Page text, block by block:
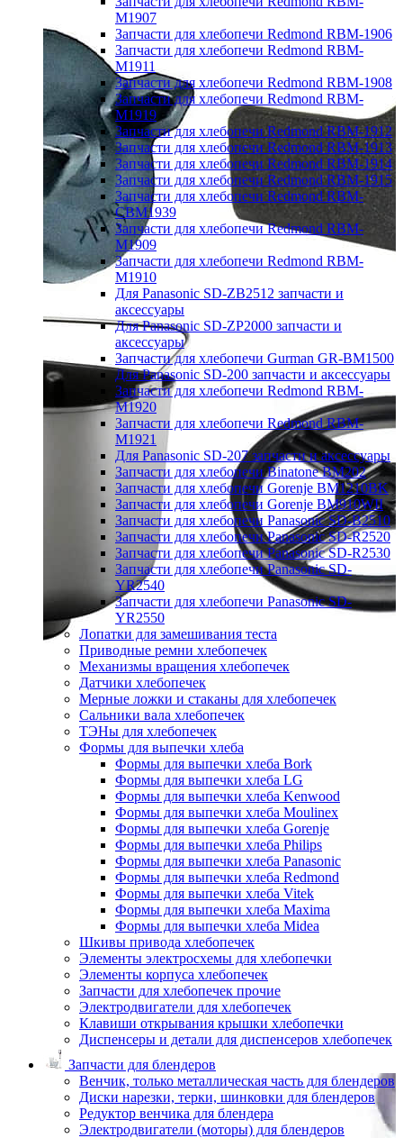
M1907
Запчасти для хлебопечи Redmond RBM-1906
Запчасти для хлебопечи Redmond RBM-
M1911
Запчасти для хлебопечи Redmond RBM-1908
Запчасти для хлебопечи Redmond RBM-
M1919
Запчасти для хлебопечи Redmond RBM-1912
Запчасти для хлебопечи Redmond RBM-1913
Запчасти для хлебопечи Redmond RBM-1914
Запчасти для хлебопечи Redmond RBM-1915
Запчасти для хлебопечи Redmond RBM-
CBM1939
Запчасти для хлебопечи Redmond RBM-
M1909
Запчасти для хлебопечи Redmond RBM-
M1910
Для Panasonic SD-ZB2512 запчасти и
аксессуары
Для Panasonic SD-ZP2000 запчасти и
аксессуары
Запчасти для хлебопечи Gurman GR-BM1500
Для Panasonic SD-200 запчасти и аксессуары
Запчасти для хлебопечи Redmond RBM-
M1920
Запчасти для хлебопечи Redmond RBM-
M1921
Для Panasonic SD-207 запчасти и аксессуары
Запчасти для хлебопечи Binatone BM202
Запчасти для хлебопечи Gorenje BM1210BK
Запчасти для хлебопечи Gorenje BM910WII
Запчасти для хлебопечи Panasonic SD-B2510
Запчасти для хлебопечи Panasonic SD-R2520
Запчасти для хлебопечи Panasonic SD-R2530
Запчасти для хлебопечи Panasonic SD-
YR2540
Запчасти для хлебопечи Panasonic SD-
YR2550
Лопатки для замешивания теста
Приводные ремни хлебопечек
Механизмы вращения хлебопечек
Датчики хлебопечек
Мерные ложки и стаканы для хлебопечек
Сальники вала хлебопечек
ТЭНы для хлебопечек
Формы для выпечки хлеба
Формы для выпечки хлеба Bork
Формы для выпечки хлеба LG
Формы для выпечки хлеба Kenwood
Формы для выпечки хлеба Moulinex
Формы для выпечки хлеба Gorenje
Формы для выпечки хлеба Philips
Формы для выпечки хлеба Panasonic
Формы для выпечки хлеба Redmond
Формы для выпечки хлеба Vitek
Формы для выпечки хлеба Maxima
Формы для выпечки хлеба Midea
Шкивы привода хлебопечек
Элементы электросхемы для хлебопечки
Элементы корпуса хлебопечек
Запчасти для хлебопечек прочие
Электродвигатели для хлебопечек
Клавиши открывания крышки хлебопечки
Диспенсеры и детали для диспенсеров хлебопечек
Запчасти для блендеров
Венчик, только металлическая часть для блендеров
Диски нарезки, терки, шинковки для блендеров
Редуктор венчика для блендера
Электродвигатели (моторы) для блендеров